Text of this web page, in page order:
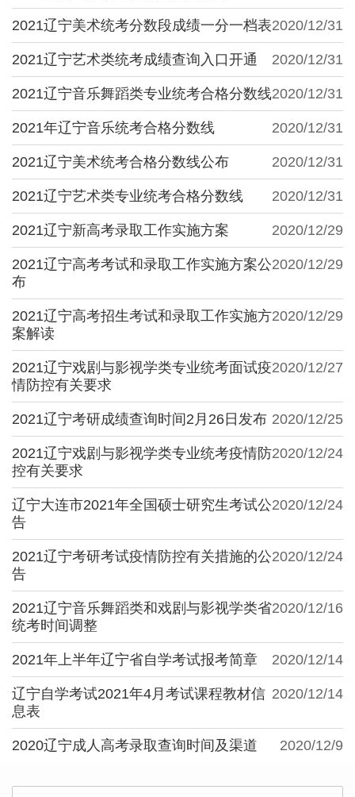
2020/12/31
2021辽宁美术统考分数段成绩一分一档表
2020/12/31
2021辽宁艺术类统考成绩查询入口开通
2020/12/31
2021辽宁音乐舞蹈类专业统考合格分数线
2020/12/31
2021年辽宁音乐统考合格分数线
2020/12/31
2021辽宁美术统考合格分数线公布
2020/12/31
2021辽宁艺术类专业统考合格分数线
2020/12/29
2021辽宁新高考录取工作实施方案
2020/12/29
2021辽宁高考考试和录取工作实施方案公
布
2020/12/29
2021辽宁高考招生考试和录取工作实施方
案解读
2020/12/27
2021辽宁戏剧与影视学类专业统考面试疫
情防控有关要求
2020/12/25
2021辽宁考研成绩查询时间2月26日发布
2020/12/24
2021辽宁戏剧与影视学类专业统考疫情防
控有关要求
2020/12/24
辽宁大连市2021年全国硕士研究生考试公
告
2020/12/24
2021辽宁考研考试疫情防控有关措施的公
告
2020/12/16
2021辽宁音乐舞蹈类和戏剧与影视学类省
统考时间调整
2020/12/14
2021年上半年辽宁省自学考试报考简章
2020/12/14
辽宁自学考试2021年4月考试课程教材信
息表
2020/12/9
2020辽宁成人高考录取查询时间及渠道